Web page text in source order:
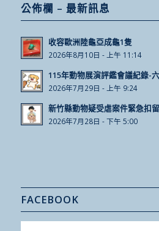
公佈欄 – 最新訊息
收容歐洲陸龜亞成龜1隻
2026年8月10日 - 上午 11:14
115年動物展演評鑑會議紀錄-
2026年7月29日 - 上午 9:24
新竹縣動物疑受虐案件緊急扣
2026年7月28日 - 下午 5:00
FACEBOOK